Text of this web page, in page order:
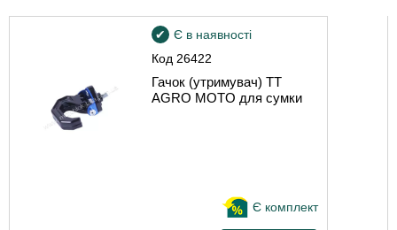
Код 26422
Є в наявності
Гачок (утримувач) TT
AGRO MOTO для сумки
Є комплект